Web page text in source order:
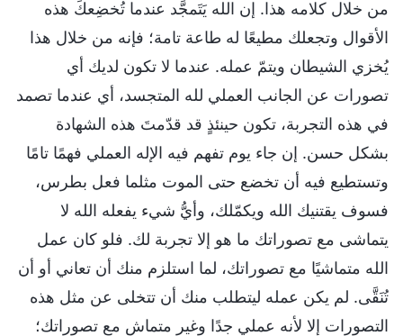
من خلال كلامه هذا. إن الله يَتَمجَّد عندما تُخضِعكَ هذه
الأقوال وتجعلك مطيعًا له طاعة تامة؛ فإنه من خلال هذا
يُخزي الشيطان ويتمّ عمله. عندما لا تكون لديك أي
تصورات عن الجانب العملي لله المتجسد، أي عندما تصمد
في هذه التجربة، تكون حينئذٍ قد قدّمتَ هذه الشهادة
بشكل حسن. إن جاء يوم تفهم فيه الإله العملي فهمًا تامًا
وتستطيع فيه أن تخضع حتى الموت مثلما فعل بطرس،
فسوف يقتنيك الله ويكمّلك، وأيُّ شيء يفعله الله لا
يتماشى مع تصوراتك ما هو إلا تجربة لك. فلو كان عمل
الله متماشيًا مع تصوراتك، لما استلزم منك أن تعاني أو أن
تُنَقَّى. لم يكن عمله ليتطلب منك أن تتخلى عن مثل هذه
التصورات إلا لأنه عملي جدًا وغير متماشٍ مع تصوراتك؛